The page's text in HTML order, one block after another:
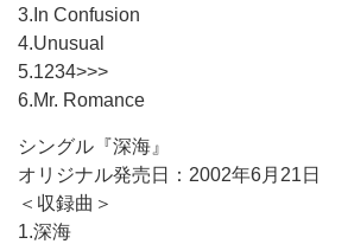
3.In Confusion
4.Unusual
5.1234>>>
6.Mr. Romance
シングル『深海』
オリジナル発売日：2002年6月21日
＜収録曲＞
1.深海